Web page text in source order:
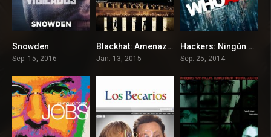
Snowden
Sep. 15, 2016
5.5Blackhat: Amenaza en la red
Jan. 13, 2015
7.5
Hackers: Ningún sistema es seguro
Sep. 25, 2014